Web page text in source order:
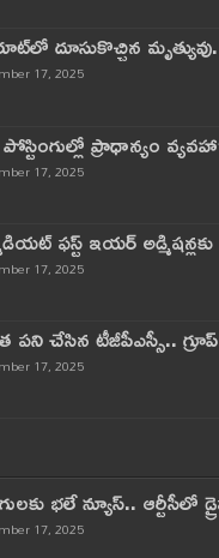
దూసుకొచ్చిన
17, 2025
పోస్టింగుల్లో ప్రాధాన్యం
17, 2025
ఫస్ట్‌ ఇయర్‌
17, 2025
పని చేసిన టీజీపీఎస్సీ..
17, 2025
భలే న్యూస్.. ఆర్టీసీలో
17, 2025